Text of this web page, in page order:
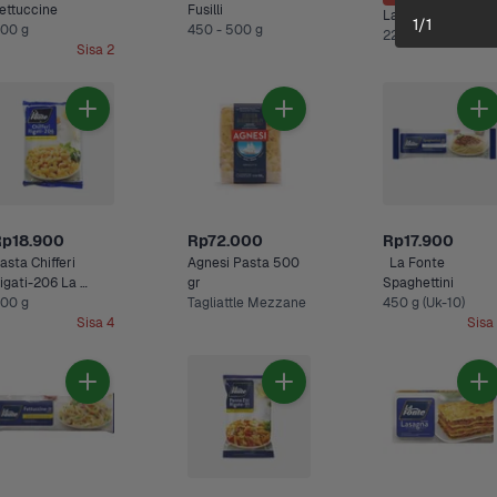
g
Sisa 2
Fusilli
450 - 500 g
Chifferi
206 La
g
Sisa 4
Rp72.000
Agnesi Pasta 500
gr
Tagliattle Mezzane
Rp17.900
  La Fonte
Spaghettini
450 g (Uk-10)
Sisa
1/1